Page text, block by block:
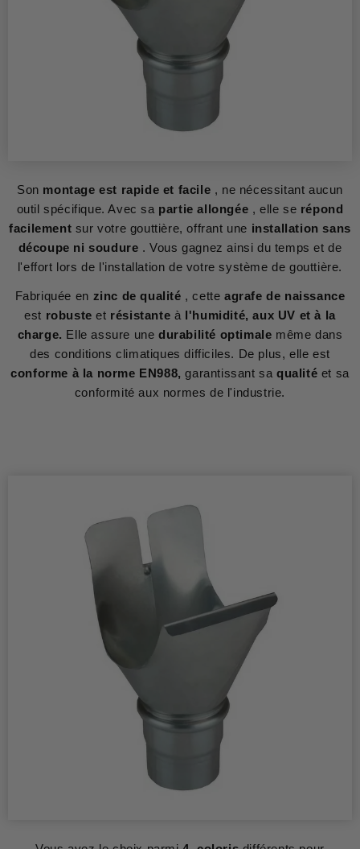
Son montage est rapide et facile , ne nécessitant aucun
outil spécifique. Avec sa partie allongée , elle se répond
facilement sur votre gouttière, offrant une installation sans
découpe ni soudure . Vous gagnez ainsi du temps et de
l'effort lors de l'installation de votre système de gouttière.
Fabriquée en zinc de qualité , cette agrafe de naissance
est robuste et résistante à l'humidité, aux UV et à la
charge. Elle assure une durabilité optimale même dans
des conditions climatiques difficiles. De plus, elle est
conforme à la norme EN988, garantissant sa qualité et sa
conformité aux normes de l'industrie.